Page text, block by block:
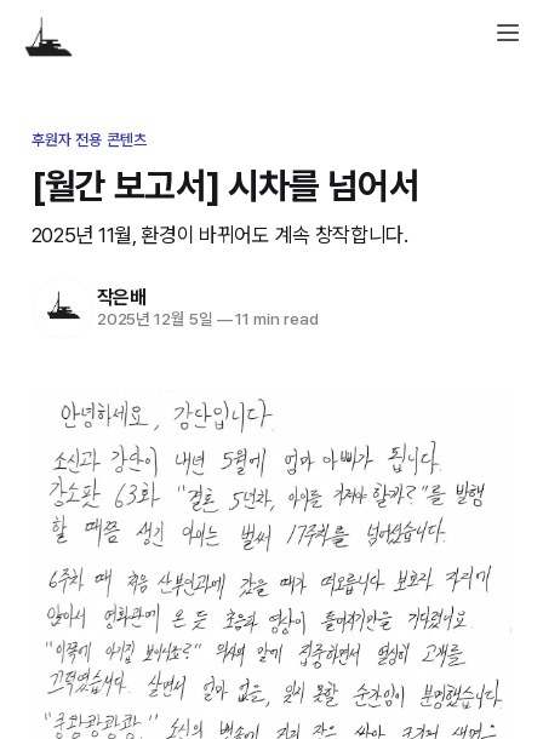
후원자 전용 콘텐츠
[월간 보고서] 시차를 넘어서
2025년 11월, 환경이 바뀌어도 계속 창작합니다.
작은배
2025년 12월 5일 —11 min read